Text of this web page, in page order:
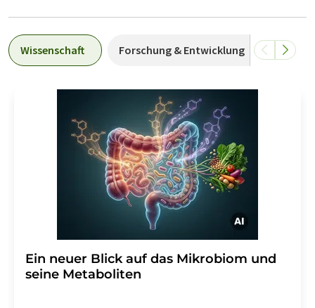
Wissenschaft Forschung & Entwicklung
Ein neuer Blick auf das Mikrobiom und
seine Metaboliten